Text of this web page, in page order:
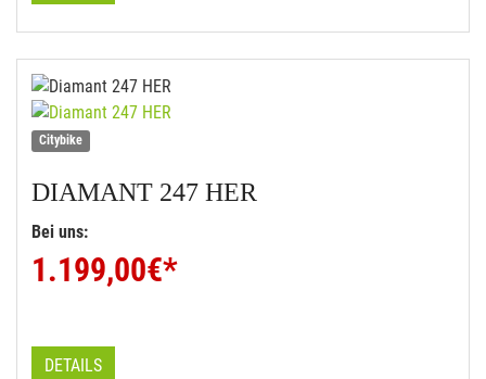
Citybike
DIAMANT 247 HER
Bei uns:
1.199,00€*
DETAILS